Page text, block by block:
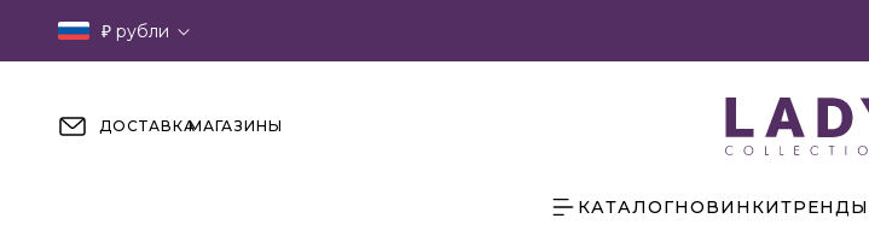
₽ рубли
ДОСТАВКАМАГАЗИНЫ
КАТАЛОГНОВИНКИТРЕНДЫ